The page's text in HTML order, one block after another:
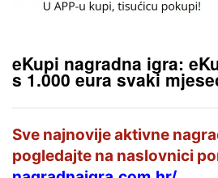
eKupi nagradna igra:
s 1.000 eura svaki
Sve najnovije aktivne
pogledajte na naslovnici